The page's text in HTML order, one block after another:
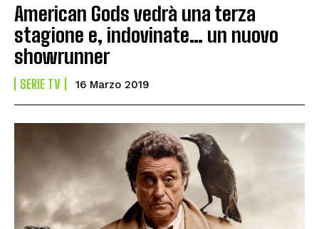
American Gods vedrà una terza
stagione e, indovinate… un nuovo
showrunner
SERIE TV 16 Marzo 2019